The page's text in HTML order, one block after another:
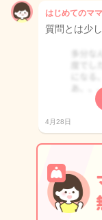
はじめてのマ
質問とは少
4月28日